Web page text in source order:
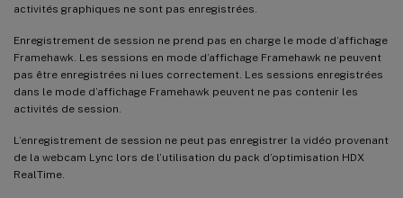
activités graphiques ne sont pas enregistrées.
Enregistrement de session ne prend pas en charge le mode d’affichage
Framehawk. Les sessions en mode d’affichage Framehawk ne peuvent
pas être enregistrées ni lues correctement. Les sessions enregistrées
dans le mode d’affichage Framehawk peuvent ne pas contenir les
activités de session.
L’enregistrement de session ne peut pas enregistrer la vidéo provenant
de la webcam Lync lors de l’utilisation du pack d’optimisation HDX
RealTime.